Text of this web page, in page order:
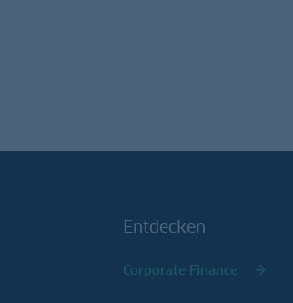
Entdecken
Corporate Finance